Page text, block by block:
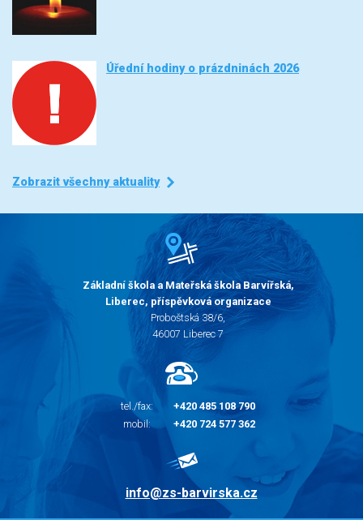
Úřední hodiny o prázdninách 2026
Zobrazit všechny aktuality
Základní škola a Mateřská škola Barvířská,
Liberec, příspěvková organizace
Proboštská 38/6,
46007 Liberec 7
tel./fax:
+420 485 108 790
mobil:
+420 724 577 362
info@zs-barvirska.cz